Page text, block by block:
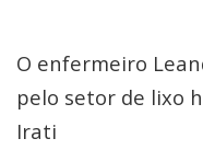
O enfermeiro
pelo setor de lixo
Irati